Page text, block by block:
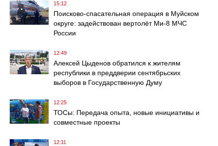
15:12
Поисково‑спасательная операция в Муйском
округе: задействован вертолёт Ми‑8 МЧС
России
12:49
Алексей Цыденов обратился к жителям
республики в преддверии сентябрьских
выборов в Государственную Думу
12:25
ТОСы: Передача опыта, новые инициативы и
совместные проекты
12:11